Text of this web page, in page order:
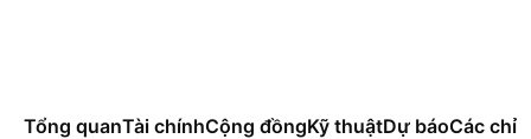
Tổng quanTài chínhCộng đồngKỹ thuậtDự báoCác chỉ